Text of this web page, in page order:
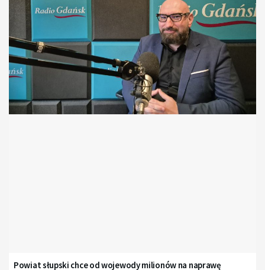
Powiat słupski chce od wojewody milionów na naprawę